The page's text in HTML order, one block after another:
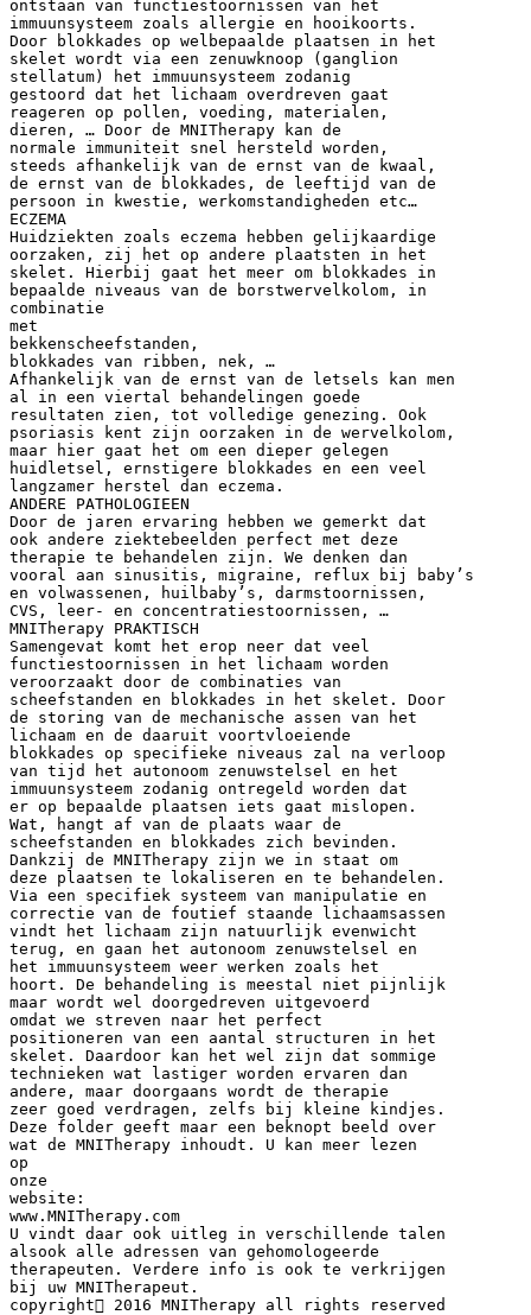
ontstaan van functiestoornissen van het
immuunsysteem zoals allergie en hooikoorts.
Door blokkades op welbepaalde plaatsen in het
skelet wordt via een zenuwknoop (ganglion
stellatum) het immuunsysteem zodanig
gestoord dat het lichaam overdreven gaat
reageren op pollen, voeding, materialen,
dieren, … Door de MNITherapy kan de
normale immuniteit snel hersteld worden,
steeds afhankelijk van de ernst van de kwaal,
de ernst van de blokkades, de leeftijd van de
persoon in kwestie, werkomstandigheden etc…
ECZEMA
Huidziekten zoals eczema hebben gelijkaardige
oorzaken, zij het op andere plaatsten in het
skelet. Hierbij gaat het meer om blokkades in
bepaalde niveaus van de borstwervelkolom, in
combinatie
met
bekkenscheefstanden,
blokkades van ribben, nek, …
Afhankelijk van de ernst van de letsels kan men
al in een viertal behandelingen goede
resultaten zien, tot volledige genezing. Ook
psoriasis kent zijn oorzaken in de wervelkolom,
maar hier gaat het om een dieper gelegen
huidletsel, ernstigere blokkades en een veel
langzamer herstel dan eczema.
ANDERE PATHOLOGIEEN
Door de jaren ervaring hebben we gemerkt dat
ook andere ziektebeelden perfect met deze
therapie te behandelen zijn. We denken dan
vooral aan sinusitis, migraine, reflux bij baby’s
en volwassenen, huilbaby’s, darmstoornissen,
CVS, leer- en concentratiestoornissen, …
MNITherapy PRAKTISCH
Samengevat komt het erop neer dat veel
functiestoornissen in het lichaam worden
veroorzaakt door de combinaties van
scheefstanden en blokkades in het skelet. Door
de storing van de mechanische assen van het
lichaam en de daaruit voortvloeiende
blokkades op specifieke niveaus zal na verloop
van tijd het autonoom zenuwstelsel en het
immuunsysteem zodanig ontregeld worden dat
er op bepaalde plaatsen iets gaat mislopen.
Wat, hangt af van de plaats waar de
scheefstanden en blokkades zich bevinden.
Dankzij de MNITherapy zijn we in staat om
deze plaatsen te lokaliseren en te behandelen.
Via een specifiek systeem van manipulatie en
correctie van de foutief staande lichaamsassen
vindt het lichaam zijn natuurlijk evenwicht
terug, en gaan het autonoom zenuwstelsel en
het immuunsysteem weer werken zoals het
hoort. De behandeling is meestal niet pijnlijk
maar wordt wel doorgedreven uitgevoerd
omdat we streven naar het perfect
positioneren van een aantal structuren in het
skelet. Daardoor kan het wel zijn dat sommige
technieken wat lastiger worden ervaren dan
andere, maar doorgaans wordt de therapie
zeer goed verdragen, zelfs bij kleine kindjes.
Deze folder geeft maar een beknopt beeld over
wat de MNITherapy inhoudt. U kan meer lezen
op
onze
website:
www.MNITherapy.com
U vindt daar ook uitleg in verschillende talen
alsook alle adressen van gehomologeerde
therapeuten. Verdere info is ook te verkrijgen
bij uw MNITherapeut.